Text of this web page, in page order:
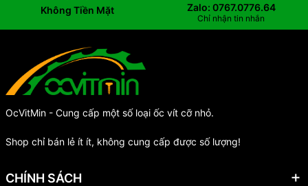
Không Tiền Mặt Zalo: 0767.0776.64
Chỉ nhận tin nhắn
OcVitMin - Cung cấp một số loại ốc vít cỡ nhỏ.
Shop chỉ bán lẻ ít ít, không cung cấp được số lượng!
CHÍNH SÁCH